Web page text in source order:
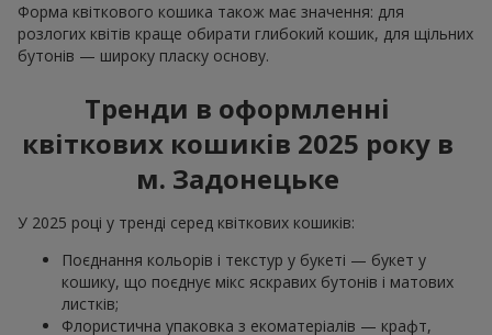
Форма квіткового кошика також має значення: для
розлогих квітів краще обирати глибокий кошик, для щільних
бутонів — широку пласку основу.
Тренди в оформленні
квіткових кошиків 2025 року в
м. Задонецьке
У 2025 році у тренді серед квіткових кошиків:
Поєднання кольорів і текстур у букеті — букет у
кошику, що поєднує мікс яскравих бутонів і матових
листків;
Флористична упаковка з екоматеріалів — крафт,